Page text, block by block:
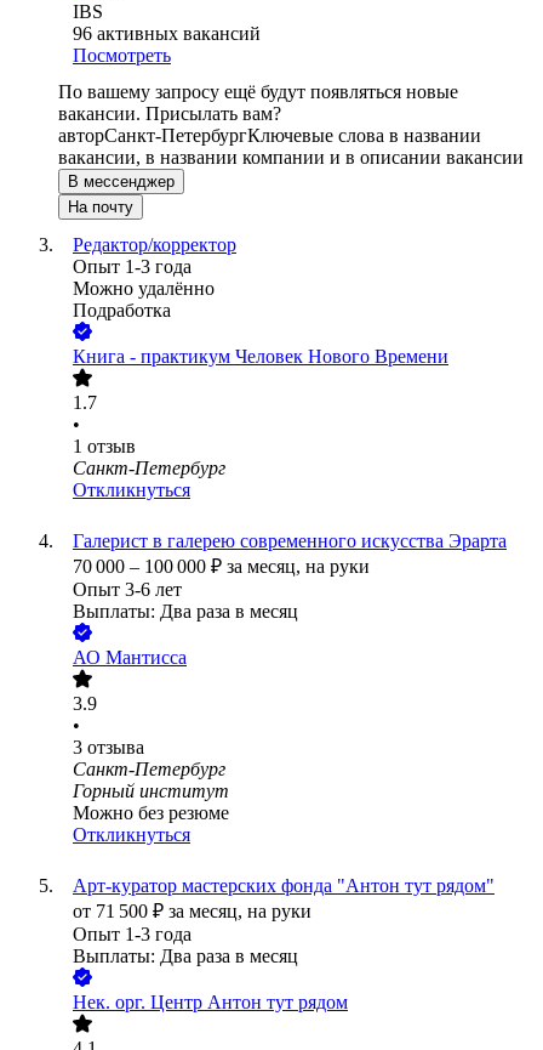
IBS
96 активных вакансий
Посмотреть
По вашему запросу ещё будут появляться новые
вакансии. Присылать вам?
авторСанкт-ПетербургКлючевые слова в названии
вакансии, в названии компании и в описании вакансии
В мессенджер
На почту
Редактор/корректор
Опыт 1-3 года
Можно удалённо
Подработка
Книга - практикум Человек Нового Времени
1.7
•
1 отзыв
Санкт-Петербург
Откликнуться
Галерист в галерею современного искусства Эрарта
70 000 – 100 000 ₽ за месяц, на руки
Опыт 3-6 лет
Выплаты: Два раза в месяц
АО Мантисса
3.9
•
3 отзыва
Санкт-Петербург
Горный институт
Можно без резюме
Откликнуться
Арт-куратор мастерских фонда "Антон тут рядом"
от 71 500 ₽ за месяц, на руки
Опыт 1-3 года
Выплаты: Два раза в месяц
Нек. орг. Центр Антон тут рядом